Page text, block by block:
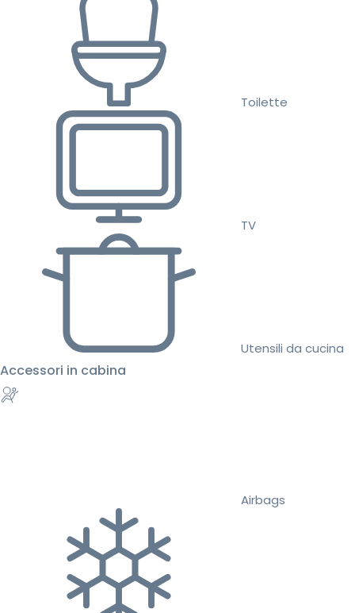
Toilette
TV
Utensili da cucina
Accessori in cabina
Airbags